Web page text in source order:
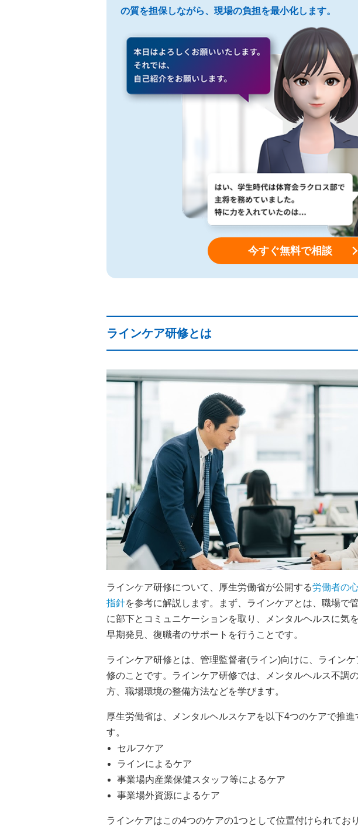
の質を担保しながら、現場の負担を最小化します。
今すぐ無料で相談
ラインケア研修とは
ラインケア研修について、厚生労働省が公開する労働者の
指針を参考に解説します。まず、ラインケアとは、職場で
に部下とコミュニケーションを取り、メンタルヘルスに気
早期発見、復職者のサポートを行うことです。
ラインケア研修とは、管理監督者(ライン)向けに、ライン
修のことです。ラインケア研修では、メンタルヘルス不調
方、職場環境の整備方法などを学びます。
厚生労働省は、メンタルヘルスケアを以下4つのケアで推進
す。
セルフケア
ラインによるケア
事業場内産業保健スタッフ等によるケア
事業場外資源によるケア
ラインケアはこの4つのケアの1つとして位置付けられてお